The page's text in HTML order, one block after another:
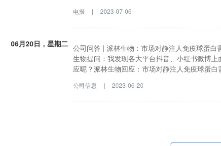
统最新统计数据，2022年底我国接受血液透析
透析市场将迎来稳健增长，首次覆盖，给予“买
一定程度上加快九价HPV疫苗Ⅲ期临床试验的进
电报 | 2023-07-06
06月20日，星期二 公司问答 | 派林生物：市场对静注人免疫球蛋
生物提问：我发现各大平台抖音、小红书微博
应呢？派林生物回应：市场对静注人免疫球蛋
公司信息 | 2023-06-20